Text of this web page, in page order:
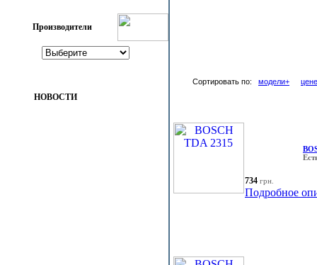
Производители
НОВОСТИ
Сортировать по: модели+ цене
734 грн.
Подробное